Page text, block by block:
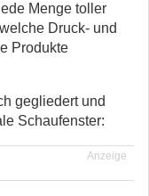
Menge toller
Druck- und
Produkte
gegliedert und
Schaufenster:
Anzeige